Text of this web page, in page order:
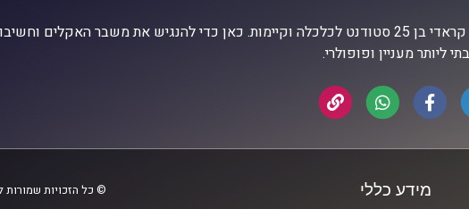
עומר קראדי בן 25 סטודנט לכלכלה וקיימות. כאן כדי להנגיש את משבר
ליותר מעניין ופופולרי.
מידע כללי © כל הזכויות שמורות